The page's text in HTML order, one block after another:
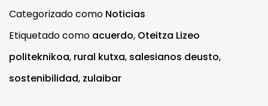
Categorizado como Noticias
Etiquetado como acuerdo, Oteitza Lizeo
politeknikoa, rural kutxa, salesianos deusto,
sostenibilidad, zulaibar